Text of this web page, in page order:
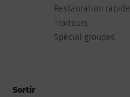
Restauration rapide
Traiteurs
Spécial groupes
Sortir